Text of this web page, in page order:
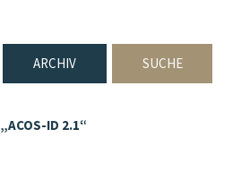
ARCHIV SUCHE
„ACOS-ID 2.1“